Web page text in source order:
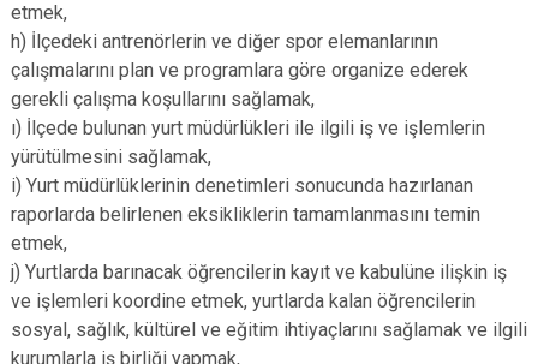
etmek,
h) İlçedeki antrenörlerin ve diğer spor elemanlarının
çalışmalarını plan ve programlara göre organize ederek
gerekli çalışma koşullarını sağlamak,
ı) İlçede bulunan yurt müdürlükleri ile ilgili iş ve işlemlerin
yürütülmesini sağlamak,
i) Yurt müdürlüklerinin denetimleri sonucunda hazırlanan
raporlarda belirlenen eksikliklerin tamamlanmasını temin
etmek,
j) Yurtlarda barınacak öğrencilerin kayıt ve kabulüne ilişkin iş
ve işlemleri koordine etmek, yurtlarda kalan öğrencilerin
sosyal, sağlık, kültürel ve eğitim ihtiyaçlarını sağlamak ve ilgili
kurumlarla iş birliği yapmak,